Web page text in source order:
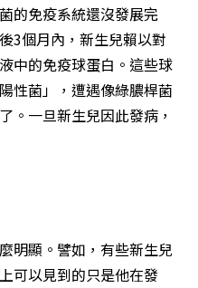
的免疫系統還沒發展完
3個月內，新生兒賴以對
中的免疫球蛋白。這些球
性菌」，遭遇像綠膿桿菌
。一旦新生兒因此發病，
明顯。譬如，有些新生兒
可以見到的只是他在發